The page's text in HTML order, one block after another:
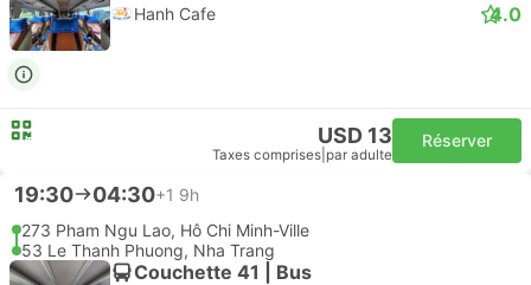
Hanh Cafe 4.0
USD 13
Taxes comprises par adulte
Réserver
19:30 04:30+1 9h
273 Pham Ngu Lao, Hô Chi Minh-Ville
53 Le Thanh Phuong, Nha Trang
Couchette 41 | Bus